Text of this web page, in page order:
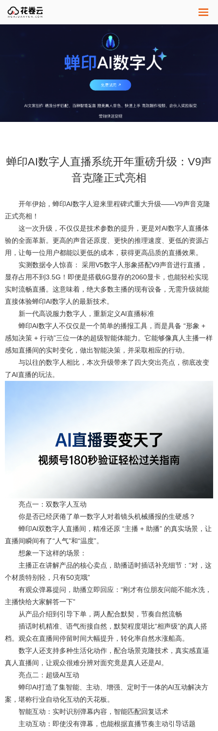
蝉印AI数字人直播系统开年重磅升级：V9声
音克隆正式亮相
开年伊始，蝉印AI数字人迎来里程碑式重大升级——V9声音克隆
正式亮相！
这一次升级，不仅仅是技术参数的提升，更是对AI数字人直播体
验的全面革新。更高的声音还原度、更快的推理速度、更低的资源占
用，让每一位用户都能以更低的成本，获得更高品质的直播效果。
实测数据令人惊喜： 采用V5数字人形象搭配V9声音进行直播，
显存占用不到3.5G！即便是搭载6G显存的2060显卡，也能轻松实现
实时流畅直播。这意味着，绝大多数主播的现有设备，无需升级就能
直接体验蝉印AI数字人的最新技术。
新一代高说服力数字人，重新定义AI直播标准
蝉印AI数字人不仅仅是一个简单的播报工具，而是具备 “形象 +
感知决策 + 行动”三位一体的超级智能体能力。它能够像真人主播一样
感知直播间的实时变化，做出智能决策，并采取相应的行动。
与以往的数字人相比，本次升级带来了四大突出亮点，彻底改变
了AI直播的玩法。
亮点一：双数字人互动
你是否已经厌倦了单一数字人对着镜头机械播报的生硬感？
蝉印AI双数字人直播间，精准还原 “主播 + 助播” 的真实场景，让
直播间瞬间有了“人气”和“温度”。
想象一下这样的场景：
主播正在讲解产品的核心卖点，助播适时插话补充细节：“对，这
个材质特别轻，只有50克哦”
有观众弹幕提问，助播立即回应：“刚才有位朋友问能不能水洗，
主播快给大家解答一下”
从产品介绍到引导下单，两人配合默契，节奏自然流畅
插话时机精准、语气衔接自然，默契程度堪比“相声级”的真人搭
档。观众在直播间停留时间大幅提升，转化率自然水涨船高。
数字人还支持多种生活化动作，配合场景克隆技术，真实感直逼
真人直播间，让观众很难分辨对面究竟是真人还是AI。
亮点二：超级AI互动
蝉印AI打造了集智能、主动、增强、定时于一体的AI互动解决方
案，堪称行业自动化互动的天花板。
智能互动：实时识别弹幕内容，智能匹配回复话术
主动互动：即使没有弹幕，也能根据直播节奏主动引导话题